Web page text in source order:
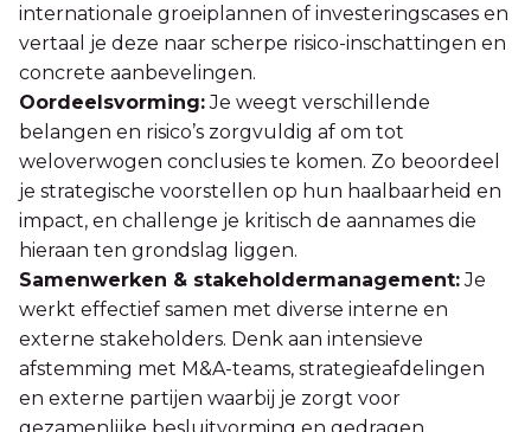
internationale groeiplannen of investeringscases en
vertaal je deze naar scherpe risico-inschattingen en
concrete aanbevelingen.
Oordeelsvorming:Je weegt verschillende
belangen en risico’s zorgvuldig af om tot
weloverwogen conclusies te komen. Zo beoordeel
je strategische voorstellen op hun haalbaarheid en
impact, en challenge je kritisch de aannames die
hieraan ten grondslag liggen.
Samenwerken & stakeholdermanagement:Je
werkt effectief samen met diverse interne en
externe stakeholders. Denk aan intensieve
afstemming met M&A-teams, strategieafdelingen
en externe partijen waarbij je zorgt voor